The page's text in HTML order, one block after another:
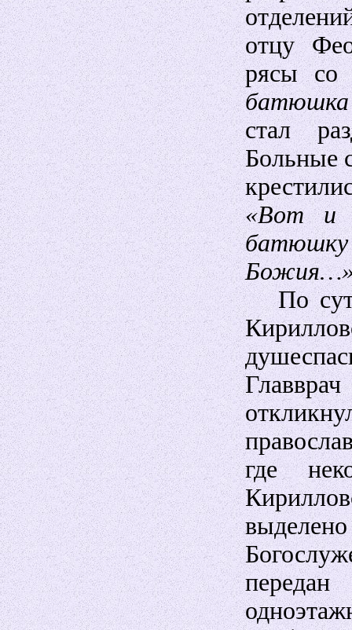
отцу
рясы со
стал
Больные
«Вот и
батюшку
По
где